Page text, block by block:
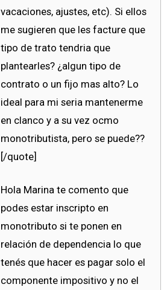
vacaciones, ajustes, etc). Si ellos
me sugieren que les facture que
tipo de trato tendria que
plantearles? ¿algun tipo de
contrato o un fijo mas alto? Lo
ideal para mi seria mantenerme
en clanco y a su vez ocmo
monotributista, pero se puede??
[/quote]
Hola Marina te comento que
podes estar inscripto en
monotributo si te ponen en
relación de dependencia lo que
tenés que hacer es pagar solo el
componente impositivo y no el